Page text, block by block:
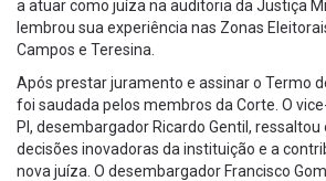
a atuar como juíza na auditoria da Justiça
lembrou sua experiência nas Zonas
Campos e Teresina.
Após prestar juramento e assinar o Termo
foi saudada pelos membros da Corte. O
PI, desembargador Ricardo Gentil, ressaltou
decisões inovadoras da instituição e a
nova juíza. O desembargador Francisco